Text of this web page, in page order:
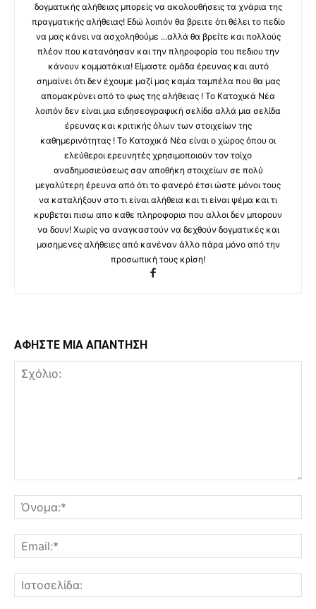
δογματικής αλήθειας μπορείς να ακολουθήσεις τα χνάρια της
πραγματικής αλήθειας! Εδώ λοιπόν θα βρειτε ότι θέλει το πεδίο
να μας κάνει να ασχοληθούμε ...αλλά θα βρείτε και πολλούς
πλέον που κατανόησαν και την πληροφορία του πεδιου την
κάνουν κομματάκια! Είμαστε ομάδα έρευνας και αυτό
σημαίνει ότι δεν έχουμε μαζί μας καμία ταμπέλα που θα μας
απομακρύνει από το φως της αλήθειας ! Το Κατοχικά Νέα
λοιπόν δεν είναι μια ειδησεογραφική σελίδα αλλά μια σελίδα
έρευνας και κριτικής όλων των στοιχείων της
καθημερινότητας ! Το Κατοχικά Νέα είναι ο χώρος όπου οι
ελεύθεροι ερευνητές χρησιμοποιούν τον τοίχο
αναδημοσιεύσεως σαν αποθήκη στοιχείων σε πολύ
μεγαλύτερη έρευνα από ότι το φανερό έτσι ώστε μόνοι τους
να καταλήξουν στο τι είναι αλήθεια και τι είναι ψέμα και τι
κρυβεται πισω απο καθε πληροφορια που αλλοι δεν μπορουν
να δουν! Χωρίς να αναγκαστούν να δεχθούν δογματικές και
μασημενες αλήθειες από κανέναν άλλο πάρα μόνο από την
προσωπική τους κρίση!
ΑΦΗΣΤΕ ΜΙΑ ΑΠΑΝΤΗΣΗ